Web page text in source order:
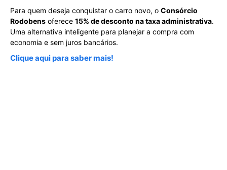
Para quem deseja conquistar o carro novo, o Consórcio
Rodobens oferece 15% de desconto na taxa administrativa.
Uma alternativa inteligente para planejar a compra com
economia e sem juros bancários.
Clique aqui para saber mais!